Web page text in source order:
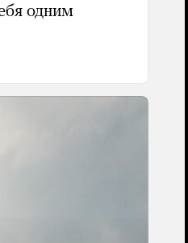
одним